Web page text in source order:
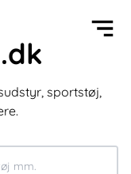
sportstøj,